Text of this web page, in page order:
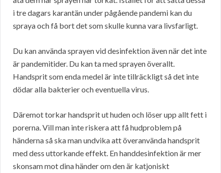
i tre dagars karantän under pågående pandemi kan du
spraya och få bort det som skulle kunna vara livsfarligt.
Du kan använda sprayen vid desinfektion även när det inte
är pandemitider. Du kan ta med sprayen överallt.
Handsprit som enda medel är inte tillräckligt så det inte
dödar alla bakterier och eventuella virus.
Däremot torkar handsprit ut huden och löser upp allt fett i
porerna. Vill man inte riskera att få hudproblem på
händerna så ska man undvika att överanvända handsprit
med dess uttorkande effekt. En handdesinfektion är mer
skonsam mot dina händer om den är katjoniskt